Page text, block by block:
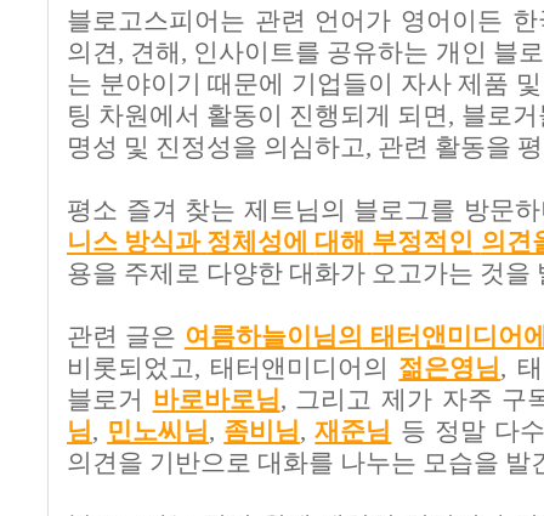
블로고스피어는 관련 언어가 영어이든
의견, 견해 , 인사이트를 공유하는 개인 블
는 분야이기 때문에 기업들이 자사 제품
팅 차원에서 활동이 진행되게 되면, 블로
명성 및 진정성을 의심하고, 관련 활동을
평소 즐겨 찾는 제트님의 블로그를 방문
니스 방식과 정체성에 대해 부정적인 의견
용을 주제로 다양한 대화가 오고가는 것을
관련 글은 여름하늘이님의 태터앤미디어
비롯되었고, 태터앤미디어의 젊은영님,
블로거 바로바로님, 그리고 제가 자주 구
님, 민노씨님, 좀비님,재준님 등 정말 다
의견을 기반으로 대화를 나누는 모습을 발